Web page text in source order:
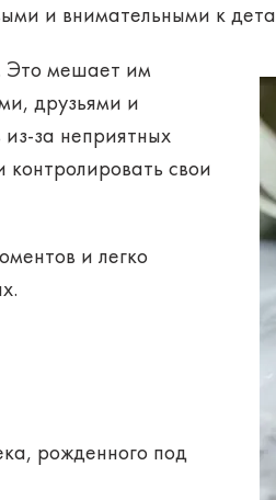
и внимательными к
Это мешает им
друзьями и
за неприятных
контролировать свои
и легко
рожденного под